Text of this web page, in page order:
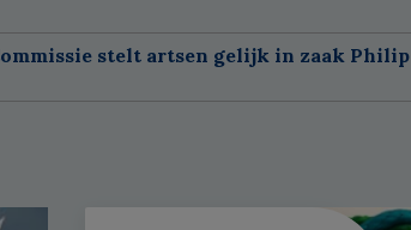
stelt artsen gelijk in zaak Philip